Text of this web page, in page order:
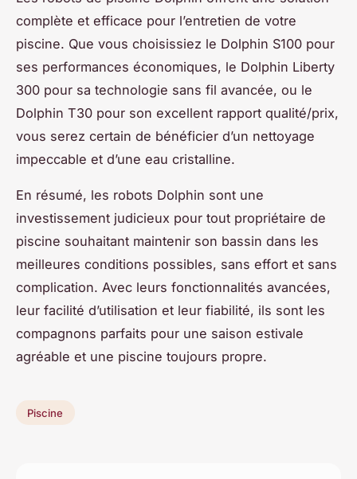
complète et efficace pour l’entretien de votre
piscine. Que vous choisissiez le Dolphin S100 pour
ses performances économiques, le Dolphin Liberty
300 pour sa technologie sans fil avancée, ou le
Dolphin T30 pour son excellent rapport qualité/prix,
vous serez certain de bénéficier d’un nettoyage
impeccable et d’une eau cristalline.
En résumé, les robots Dolphin sont une
investissement judicieux pour tout propriétaire de
piscine souhaitant maintenir son bassin dans les
meilleures conditions possibles, sans effort et sans
complication. Avec leurs fonctionnalités avancées,
leur facilité d’utilisation et leur fiabilité, ils sont les
compagnons parfaits pour une saison estivale
agréable et une piscine toujours propre.
Piscine